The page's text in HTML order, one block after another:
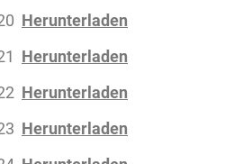
Herunterladen
Herunterladen
Herunterladen
Herunterladen